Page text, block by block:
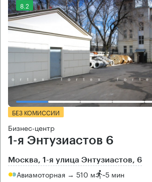
8.2
БЕЗ КОМИССИИ
Бизнес-центр
1-я Энтузиастов 6
Москва, 1-я улица Энтузиастов, 6
Авиамоторная → 510 м ~5 мин